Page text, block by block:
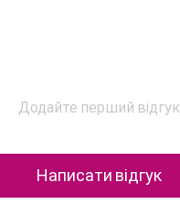
Додайте перший відгук
Написати відгук